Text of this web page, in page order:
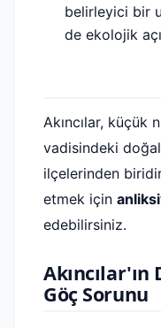
belirleyici bir
de ekolojik
Akıncılar, küçük
vadisindeki
ilçelerinden
etmek için
edebilirsiniz.
Akıncılar'ın
Göç Sorunu